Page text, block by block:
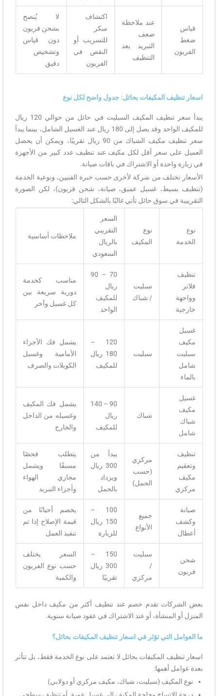
قياس
ضغط
الفريون
عند ملاحظة
ضعف
التبريد بعد
التنظيف
اكتشاف
مبكر
للتسريب أو
النقص في
الفريون
لا يُنصح
بشحن فريون
دون قياس
وتشخيص
دقيق
اسعار تنظيف المكيفات بحائل: جدول واضح لكل نوع
يبدأ سعر تنظيف المكيف السبليت في حائل من حوالي 120 ريال
للمكيف الواحد وقد يصل إلى 180 ريال عند الغسيل الشامل، بينما يبدأ
سعر تنظيف مكيف الشباك من 90 ريال تقريبًا، ويمكن أن يحصل
العميل على سعر أقل لكل مكيف عند تنظيف عدد كبير من الأجهزة
في زيارة واحدة أو الاشتراك في باقات صيانة.
الأسعار تختلف من شركة لأخرى حسب خبرة الفنيين، ونوعية الخدمة
(تنظيف بسيط، غسيل عميق، صيانة، شحن فريون)، لكن الصورة
التقريبية في سوق حائل تأتي غالبًا بالشكل التالي:
نوع
الخدمة
نوع
المكيف
السعر
التقريبي
بالريال
السعودي
ملاحظات أساسية
تنظيف
فلاتر
وواجهة
خارجية
سبليت
/ شباك
70 – 90
ريال
للمكيف
الواحد
مناسب كخدمة
دورية سريعة بين
كل غسيل وآخر
غسيل
مكيف
سبليت
شامل
بالماء
سبليت
120 –
180 ريال
للمكيف
يشمل فك الأجزاء
الأمامية وغسيل
الكويلات والصرف
غسيل
مكيف
شباك
شامل
شباك
90 – 140
ريال
للمكيف
يشمل فك المكيف
وغسيله من الداخل
والخارج
تنظيف
وتعقيم
مكيف
مركزي
مركزي
(حسب
الحمل)
يبدأ من
300 ريال
ويزداد
بالحمل
يتطلب فحصًا
مسبقًا ويشمل
مجاري الهواء
وأجزاء التبريد
صيانة
وكشف
أعطال
جميع
الأنواع
100 –
150 ريال
للزيارة
يخصم أحيانًا من
قيمة الإصلاح إذا تم
تنفيذ العمل
شحن
فريون
سبليت
/
مركزي
150 –
300 ريال
تقريبًا
السعر يختلف
حسب نوع الفريون
والكمية
بعض الشركات تقدم خصم عند تنظيف أكثر من مكيف داخل نفس
المنزل أو المنشأة، أو عند الاشتراك في عقود صيانة سنوية.
ما العوامل التي تؤثر في اسعار تنظيف المكيفات بحائل؟
اسعار تنظيف المكيفات بحائل لا تعتمد على نوع الخدمة فقط، بل تتأثر
بعدة عوامل أهمها:
نوع المكيف (سبليت، شباك، مكيف مركزي أو دولابي)
درجة الاتساخ وحاجة المكيف إلى غسيل عميق أو تنظيف سطحي